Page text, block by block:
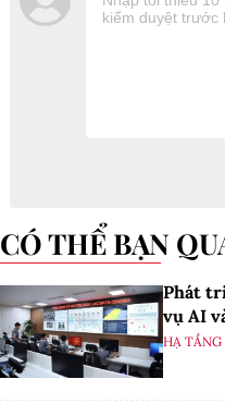
CÓ THỂ BẠN
Phát
vụ AI
HẠ